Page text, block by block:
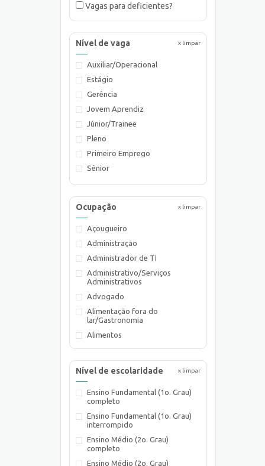
Vagas para deficientes?
x limpar
Nível de vaga
Auxiliar/Operacional
Estágio
Gerência
Jovem Aprendiz
Júnior/Trainee
Pleno
Primeiro Emprego
Sênior
Técnico
x limpar
Ocupação
Açougueiro
Administração
Administrador de TI
Administrativo/Serviços
Administrativos
Advogado
Alimentação fora do
lar/Gastronomia
Alimentos
Almoxarife
Assistente de Planejamento
Atendente Comercial
Auxiliar de Cozinha
Auxiliar de Laboratório
x limpar
Nível de escolaridade
Ensino Fundamental (1o. Grau)
completo
Ensino Fundamental (1o. Grau)
interrompido
Ensino Médio (2o. Grau)
completo
Ensino Médio (2o. Grau)